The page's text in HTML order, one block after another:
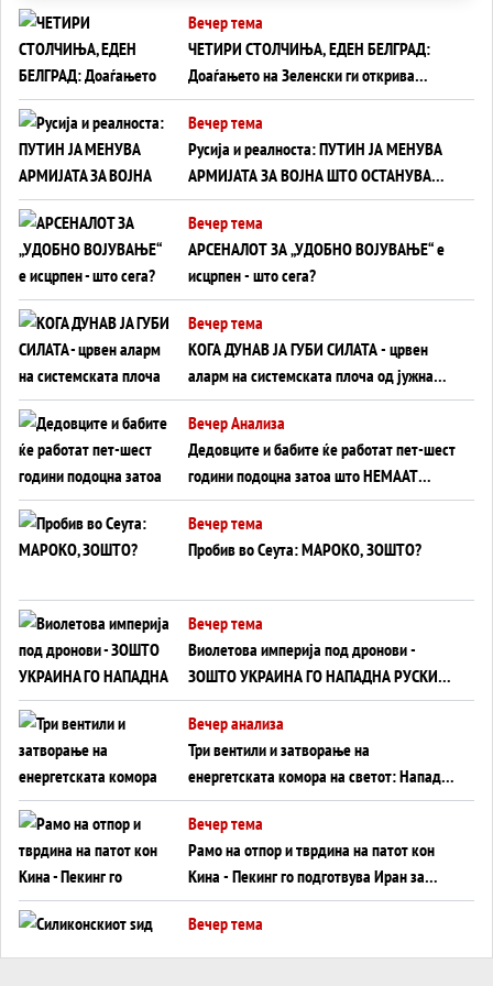
Вечер тема
ЧЕТИРИ СТОЛЧИЊА, ЕДЕН БЕЛГРАД:
Доаѓањето на Зеленски ги открива
тајните на политиката на балансирање
на Вучиќ
Вечер тема
Русија и реалноста: ПУТИН ЈА МЕНУВА
АРМИЈАТА ЗА ВОЈНА ШТО ОСТАНУВА
БЕЗ ФРОНТ
Вечер тема
АРСЕНАЛОТ ЗА „УДОБНО ВОЈУВАЊЕ“ е
исцрпен - што сега?
Вечер тема
КОГА ДУНАВ ЈА ГУБИ СИЛАТА - црвен
аларм на системската плоча од јужна
Германија до Црното Море...
Вечер Анализа
Дедовците и бабите ќе работат пет-шест
години подоцна затоа што НЕМААТ
ВНУЦИ ДА ГИ ЗАМЕНАТ
Вечер тема
Пробив во Сеута: МАРОКО, ЗОШТО?
Вечер тема
Виолетова империја под дронови -
ЗОШТО УКРАИНА ГО НАПАДНА РУСКИОТ
WILDBERRIES
Вечер анализа
Три вентили и затворање на
енергетската комора на светот: Нападот
во Суец најавува глобален енергетски
инфаркт?
Вечер тема
Рамо на отпор и тврдина на патот кон
Кина - Пекинг го подготвува Иран за
американска копнена инвазија
Вечер тема